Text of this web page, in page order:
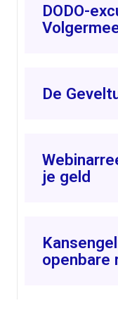
DODO-
De
je geld
openbare